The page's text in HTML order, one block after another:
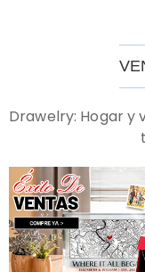
Drawelry: Hogar y